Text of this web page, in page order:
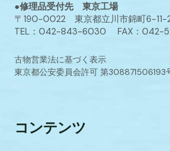
●修理品受付先 東京工場
〒190-0022 東京都立川市錦町6-11-
TEL：042-843-6030 FAX：042-
古物営業法に基づく表示
東京都公安委員会許可 第308871506193
コンテンツ